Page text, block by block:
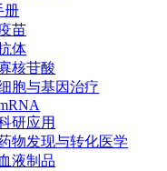
册
苗
体
核苷酸
胞与基因治疗
研应用
物发现与转化医学
血液制品